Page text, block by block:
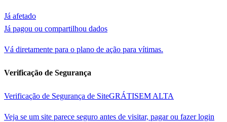
Já afetado
Já pagou ou compartilhou dados
Vá diretamente para o plano de ação para vítimas.
Verificação de Segurança
Verificação de Segurança de SiteGRÁTISEM ALTA
Veja se um site parece seguro antes de visitar, pagar ou fazer login